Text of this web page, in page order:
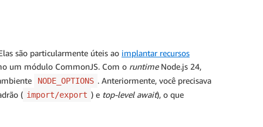
são particularmente úteis ao implantar recursos
um módulo CommonJS. Com o runtimeNode.js 24,
NODE_OPTIONS . Anteriormente, você precisava
( import/export ) e top-level await), o que